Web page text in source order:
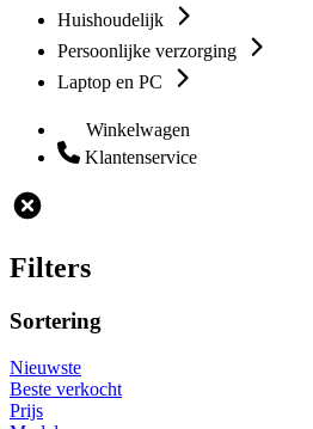
Huishoudelijk
Persoonlijke verzorging
Laptop en PC
Winkelwagen
Klantenservice
Filters
Sortering
Nieuwste
Beste verkocht
Prijs